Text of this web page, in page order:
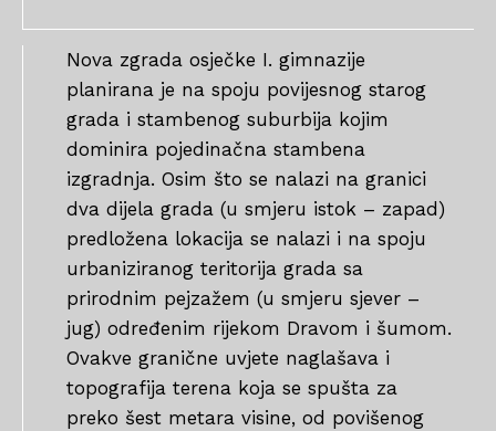
Nova zgrada osječke I. gimnazije
planirana je na spoju povijesnog starog
grada i stambenog suburbija kojim
dominira pojedinačna stambena
izgradnja. Osim što se nalazi na granici
dva dijela grada (u smjeru istok – zapad)
predložena lokacija se nalazi i na spoju
urbaniziranog teritorija grada sa
prirodnim pejzažem (u smjeru sjever –
jug) određenim rijekom Dravom i šumom.
Ovakve granične uvjete naglašava i
topografija terena koja se spušta za
preko šest metara visine, od povišenog